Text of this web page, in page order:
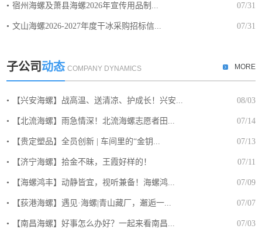
宿州海螺及萧县海螺2026年宣传用品制... 07/31
文山海螺2026-2027年度干冰采购招标信... 07/31
子公司 动态 COMPANY DYNAMICS MORE
【兴安海螺】战高温、送清凉、护成长！兴安... 08/03
【北流海螺】雨急情深！北流海螺志愿者田... 07/14
【贵定塑品】全员创新 | 车间里的“金钥... 07/13
【济宁海螺】拾金不昧，王霞好样的！ 07/11
【海螺鸿丰】动静皆宜，视听兼备！海螺鸿... 07/09
【荻港海螺】遇见·海螺|青山藏厂，邂逅一... 07/07
【南昌海螺】好事怎么办好？一起来看南昌... 07/03